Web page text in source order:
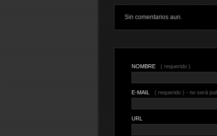
Sin comentarios aun.
NOMBRE ( requerido )
E-MAIL ( requerido ) - no será
URL